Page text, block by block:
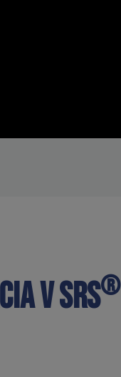
v SRS®